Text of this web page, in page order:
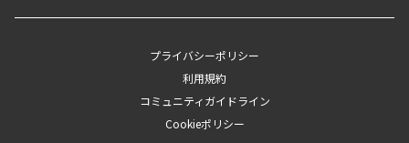
プライバシーポリシー
利用規約
コミュニティガイドライン
Cookieポリシー